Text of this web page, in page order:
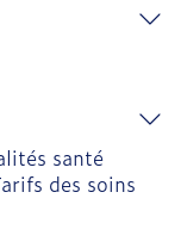
santé
des soins